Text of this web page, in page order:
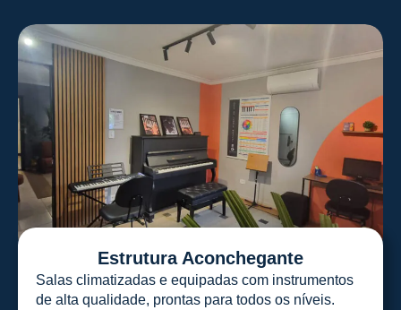
Estrutura Aconchegante
Salas climatizadas e equipadas com instrumentos
de alta qualidade, prontas para todos os níveis.